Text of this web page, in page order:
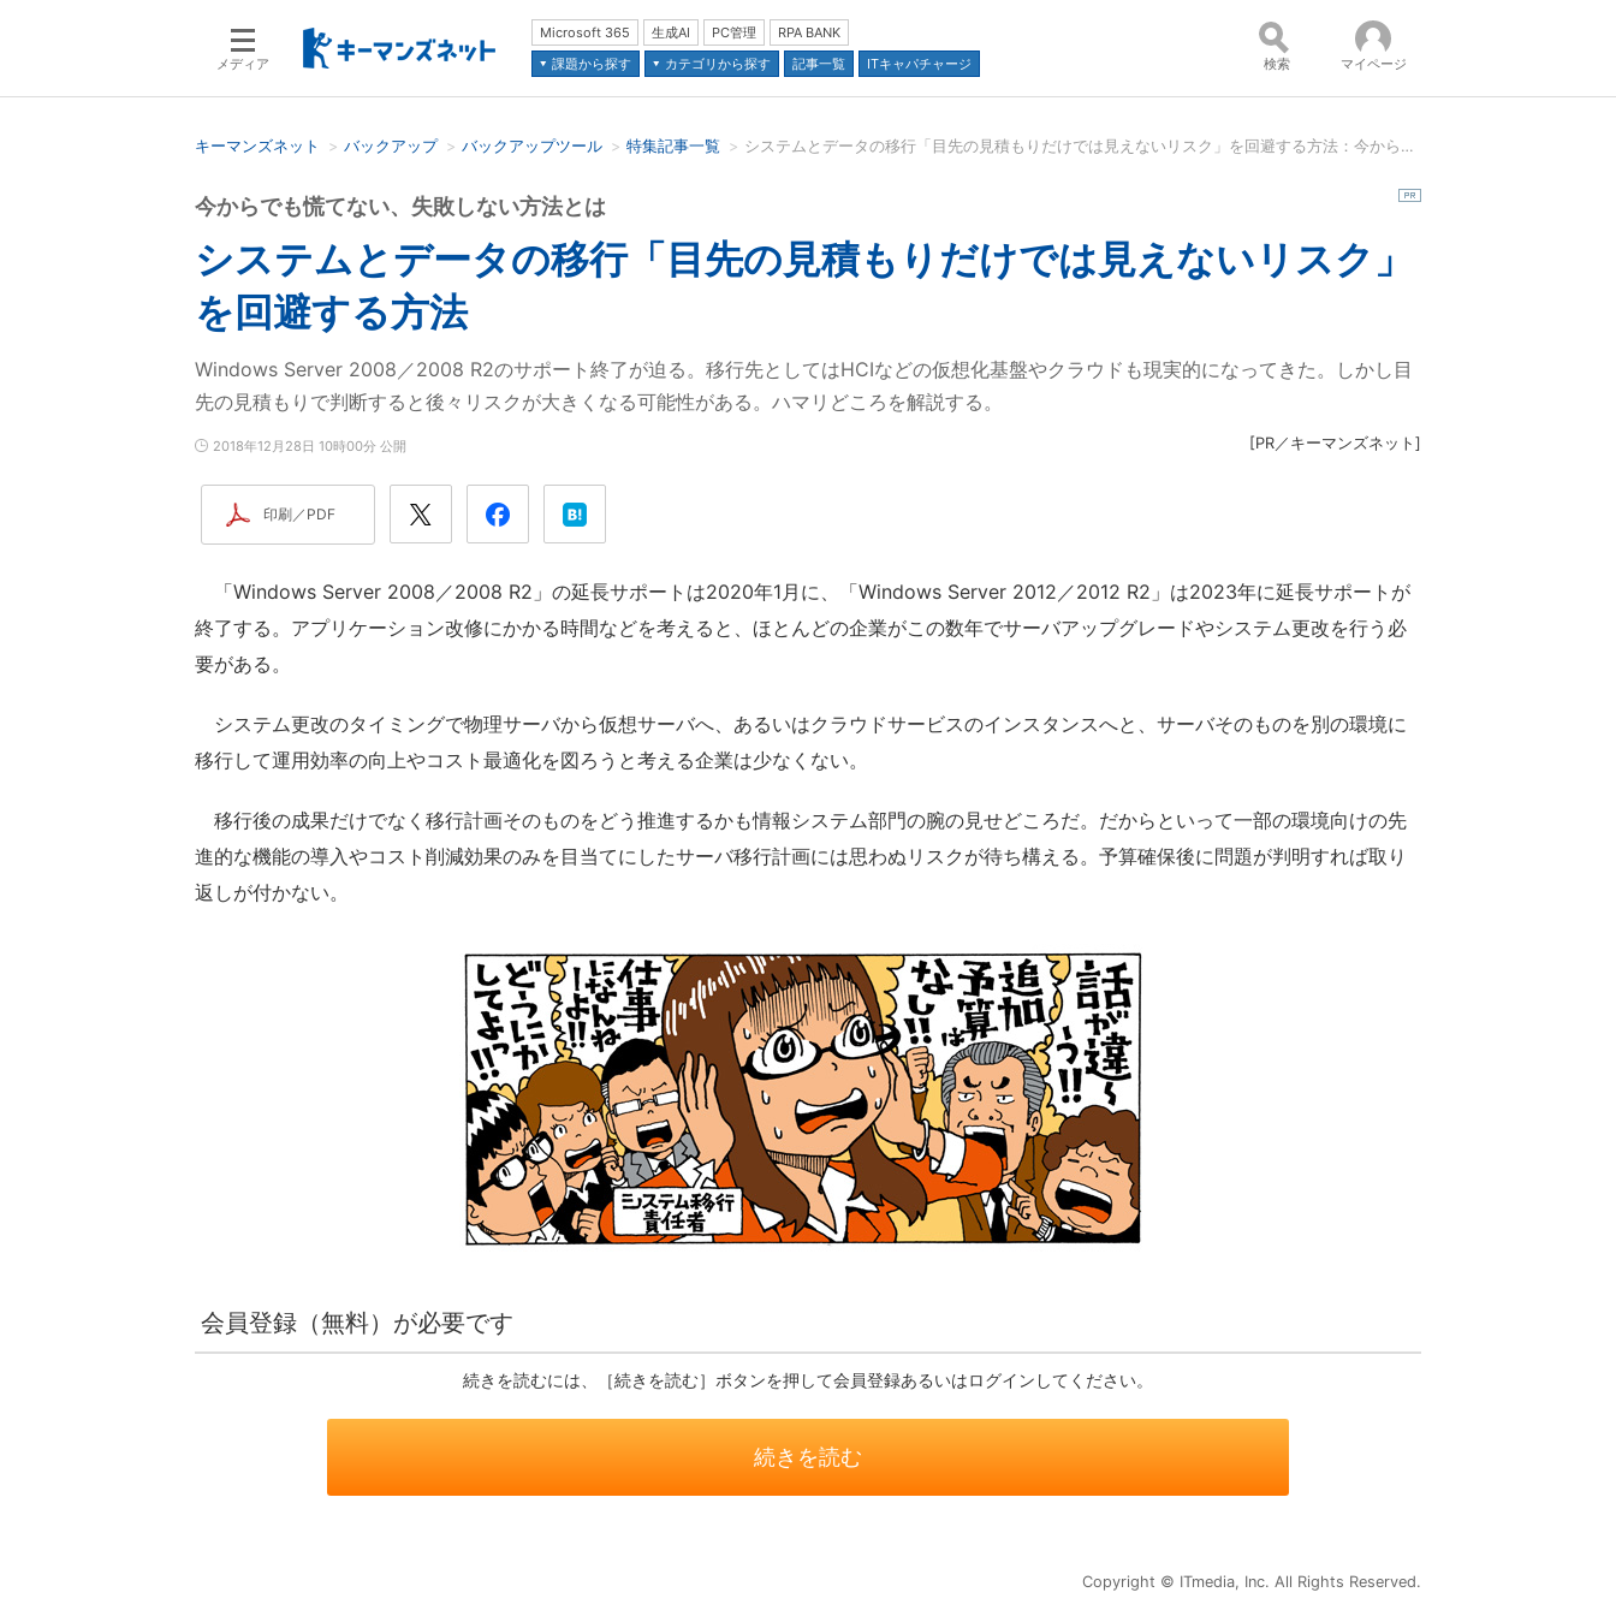
メディア
Microsoft 365 生成AI PC管理
RPA BANK
課題から探す
カテゴリから探す 記事一覧 ITキャパチャージ 検索 マイページ
キーマンズネット バックアップ バックアップツール 特集記事一覧 システムとデータの移行「目先の見積もりだけでは見えないリスク」を回避する方法：今からでも慌てない、失敗しない方法とは
システムとデータの移行「目先の見積もりだけでは見えないリスク」
を回避する方法
今からでも慌てない、失敗しない方法とは
Windows Server 2008／2008 R2のサポート終了が迫る。移行先としてはHCIなどの仮想化基盤やクラウドも現実的になってきた。しかし目
先の見積もりで判断すると後々リスクが大きくなる可能性がある。ハマリどころを解説する。
2018年12月28日 10時00分 公開 [PR／キーマンズネット ]
印刷／PDF
「Windows Server 2008／2008 R2」の延長サポートは2020年1月に、「Windows Server 2012／2012 R2」は2023年に延長サポートが
終了する。アプリケーション改修にかかる時間などを考えると、ほとんどの企業がこの数年でサーバアップグレードやシステム更改を行う必
要がある。
システム更改のタイミングで物理サーバから仮想サーバへ、あるいはクラウドサービスのインスタンスへと、サーバそのものを別の環境に
移行して運用効率の向上やコスト最適化を図ろうと考える企業は少なくない。
移行後の成果だけでなく移行計画そのものをどう推進するかも情報システム部門の腕の見せどころだ。だからといって一部の環境向けの先
進的な機能の導入やコスト削減効果のみを目当てにしたサーバ移行計画には思わぬリスクが待ち構える。予算確保後に問題が判明すれば取り
返しが付かない。
会員登録（無料）が必要です
続きを読むには、［続きを読む］ボタンを押して会員登録あるいはログインしてください。
続きを読む
Copyright © ITmedia, Inc. All Rights Reserved.